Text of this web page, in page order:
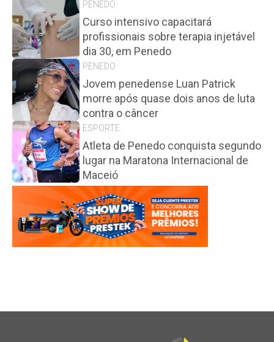
PENEDO
Curso intensivo capacitará
profissionais sobre terapia injetável
dia 30, em Penedo
PENEDO
Jovem penedense Luan Patrick
morre após quase dois anos de luta
contra o câncer
ESPORTE
Atleta de Penedo conquista segundo
lugar na Maratona Internacional de
Maceió